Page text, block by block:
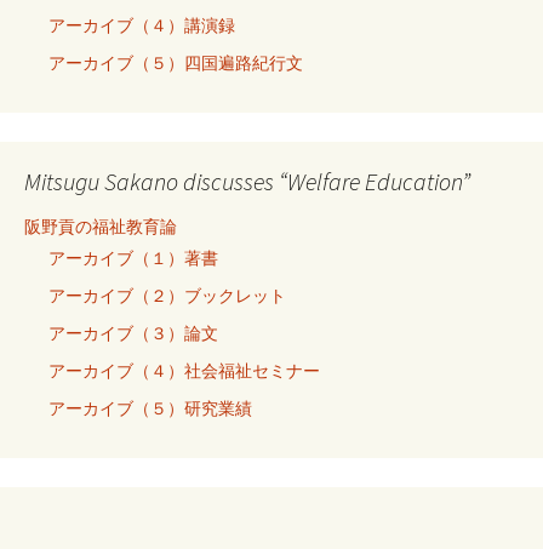
アーカイブ（４）講演録
アーカイブ（５）四国遍路紀行文
Mitsugu Sakano discusses “Welfare Education”
阪野貢の福祉教育論
アーカイブ（１）著書
アーカイブ（２）ブックレット
アーカイブ（３）論文
アーカイブ（４）社会福祉セミナー
アーカイブ（５）研究業績